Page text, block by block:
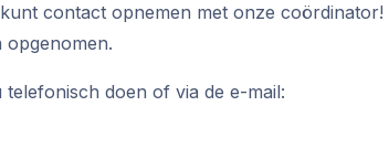
contact opnemen met onze
doen of via de e-mail: